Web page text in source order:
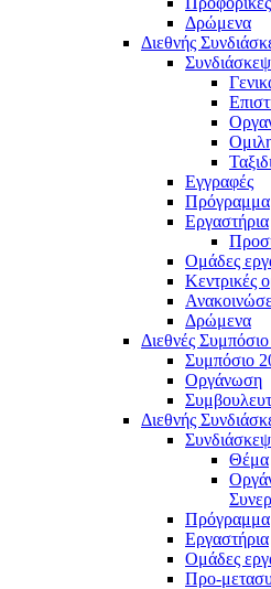
Δρώμενα
Διεθνής
Εγγραφές
Πρόγραμμα
Εργαστήρια
Ομάδες
Κεντρικές
Δρώμενα
Διεθνές
Συμπόσιο
Οργάνωση
Διεθνής
Θέμα
Πρόγραμμα
Εργαστήρια
Ομάδες
Προ-